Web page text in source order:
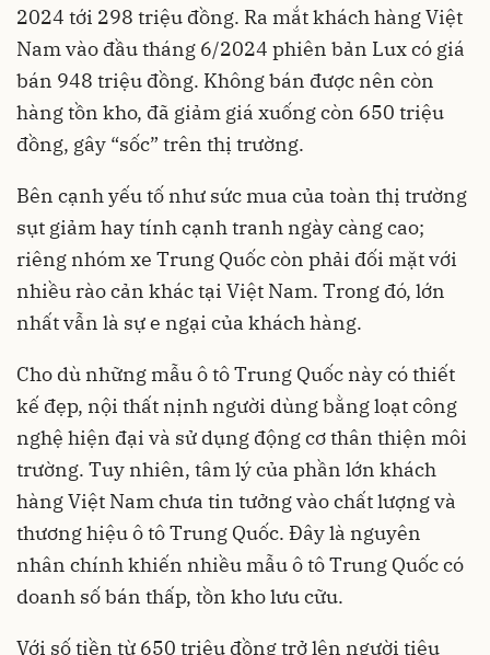
2024 tới 298 triệu đồng. Ra mắt khách hàng Việt
Nam vào đầu tháng 6/2024 phiên bản Lux có giá
bán 948 triệu đồng. Không bán được nên còn
hàng tồn kho, đã giảm giá xuống còn 650 triệu
đồng, gây “sốc” trên thị trường.
Bên cạnh yếu tố như sức mua của toàn thị trường
sụt giảm hay tính cạnh tranh ngày càng cao;
riêng nhóm xe Trung Quốc còn phải đối mặt với
nhiều rào cản khác tại Việt Nam. Trong đó, lớn
nhất vẫn là sự e ngại của khách hàng.
Cho dù những mẫu ô tô Trung Quốc này có thiết
kế đẹp, nội thất nịnh người dùng bằng loạt công
nghệ hiện đại và sử dụng động cơ thân thiện môi
trường. Tuy nhiên, tâm lý của phần lớn khách
hàng Việt Nam chưa tin tưởng vào chất lượng và
thương hiệu ô tô Trung Quốc. Đây là nguyên
nhân chính khiến nhiều mẫu ô tô Trung Quốc có
doanh số bán thấp, tồn kho lưu cữu.
Với số tiền từ 650 triệu đồng trở lên người tiêu